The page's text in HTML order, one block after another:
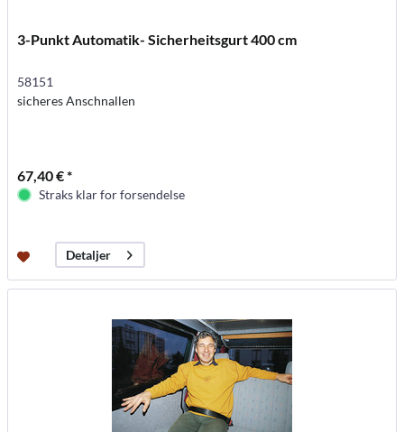
3-Punkt Automatik- Sicherheitsgurt 400 cm
58151
sicheres Anschnallen
67,40 € *
Straks klar for forsendelse
Detaljer